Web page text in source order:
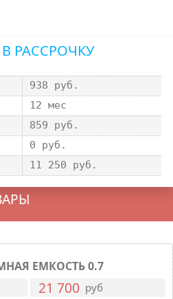
РАССРОЧКУ
938 руб.
12 мес
859 руб.
0 руб.
11 250 руб.
ЕМКОСТЬ 0.7
21 700 руб